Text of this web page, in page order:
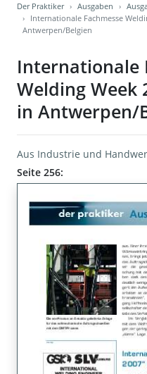
Der Praktiker Ausgaben
Internationale Fachmesse
Antwerpen/Belgien
Internationale
Welding Week
in Antwerpen/
Aus Industrie und
Seite 256: